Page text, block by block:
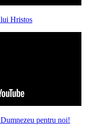
lui Hristos
pentru noi!